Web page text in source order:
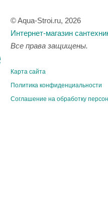
© Aqua-Stroi.ru, 2026
Интернет-магазин
Все права защищены.
Карта сайта
Политика конфиденциальности
Соглашение на обработку